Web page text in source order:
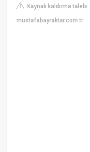
Kaynak kaldırma talebi
mustafabayraktar.com.tr